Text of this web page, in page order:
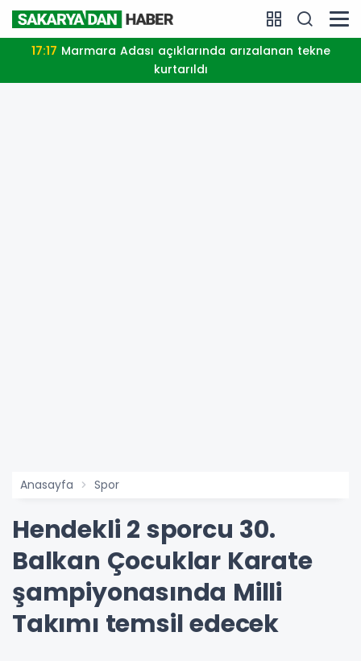
17:17
kurtarıldı
Anasayfa Spor
Hendekli 2 sporcu 30.
Balkan Çocuklar Karate
şampiyonasında Milli
Takımı temsil edecek